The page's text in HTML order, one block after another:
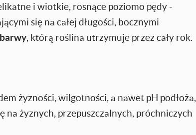
i wiotkie, rosnące poziomo pędy -
się na całej długości, bocznymi
, którą roślina utrzymuje przez cały rok.
żyzności, wilgotności, a nawet pH podłoża,
na żyznych, przepuszczalnych, próchniczych